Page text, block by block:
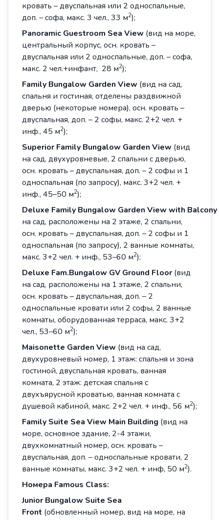
кровать – двуспальная или 2 односпальные,
доп. – софа, макс. 3 чел., 33 м2);
Panoramic Guestroom Sea View (вид на море,
центральный корпус, осн. кровать –
двуспальная или 2 односпальные, доп. – софа,
макс. 2 чел.+инфант, 28 м2);
Family Bungalow Garden View (вид на сад,
спальня и гостиная, отделены раздвижной
дверью (некоторые номера), осн. кровать –
двуспальная, доп. – 2 софы, макс. 2+2 чел. +
инф., 45 м2);
Superior Family Bungalow Garden View (вид
на сад, двухуровневые, 2 спальни с дверью,
осн. кровать – двуспальная, доп. – 2 софы и 1
односпальная (по запросу), макс. 3+2 чел. +
инф., 45–50 м2);
Deluxe Family Bungalow Garden View with Balcony
на сад, расположены на 2 этаже, 2 спальни,
осн. кровать – двуспальная, доп. – 2 софы и 1
односпальная (по запросу), 2 ванные комнаты,
макс. 3+2 чел. + инф., 53–60 м2);
Deluxe Fam.Bungalow GV Ground Floor (вид
на сад, расположены на 1 этаже, 2 спальни,
осн. кровать – двуспальная, доп. – 2
односпальные кровати или 2 софы, 2 ванные
комнаты, оборудованная терраса, макс. 3+2
чел., 53–60 м2);
Maisonette Garden View (вид на сад,
двухуровневый номер, 1 этаж: спальня и зона
гостиной, двуспальная кровать, ванная
комната, 2 этаж: детская спальня с
двухъярусной кроватью, ванная комната с
душевой кабиной, макс. 2+2 чел. + инф., 56 м2);
Family Suite Sea View Main Building (вид на
море, основное здание, 2-4 этажи,
двухкомнатный номер, осн. кровать –
двуспальная, доп. – односпальные кровати, 2
ванные комнаты, макс. 3+2 чел. + инф, 50 м2).
Номера Famous Class:
Junior Bungalow Suite Sea
Front (обновленный номер, вид на море, на